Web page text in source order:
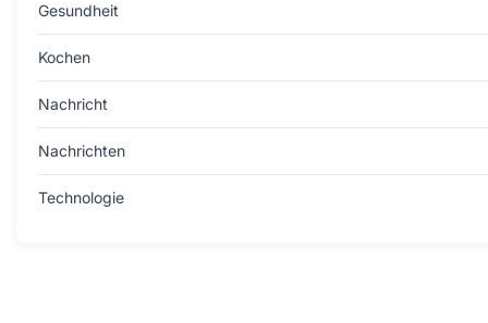
Gesundheit
Kochen
Nachricht
Nachrichten
Technologie